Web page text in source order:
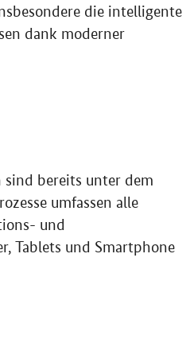
die intelligente
dank moderner
bereits unter dem
umfassen alle
und
Tablets und Smartphone